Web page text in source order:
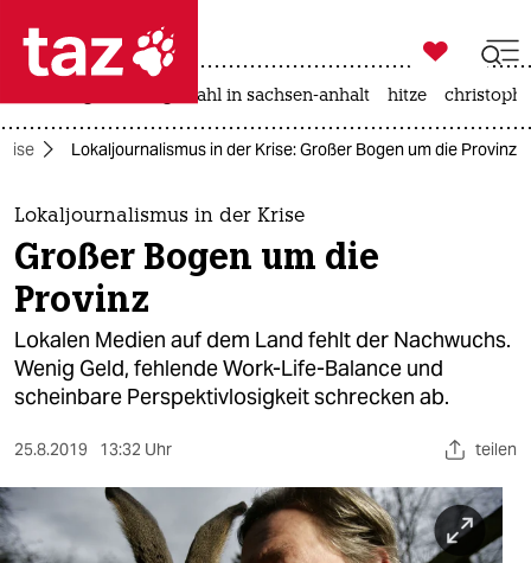
 taz zahl ich
taz zahl ich
themen
politik
öko
gesellschaft
sport
berlin

taz zahl ich
landtagswahl in sachsen-anhalt hitze
Lokaljournalismus in der Krise: Großer Bogen um die Provinz
Lokaljournalismus in der Krise
Großer Bogen um die
Provinz
Lokalen Medien auf dem Land fehlt der Nachwuchs.
Wenig Geld, fehlende Work-Life-Balance und
scheinbare Perspektivlosigkeit schrecken ab.
25.8.2019 13:32 Uhr teilen